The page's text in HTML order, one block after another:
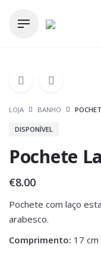
LOJA BANHO
DISPONÍVEL
Pochete
€8.00
Pochete com laço
arabesco.
Comprimento: 17 cm